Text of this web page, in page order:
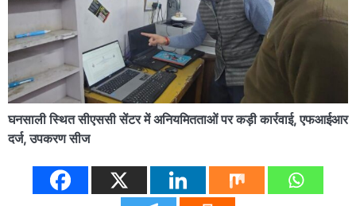
घनसाली स्थित सीएससी सेंटर में अनियमितताओं पर कड़ी कार्रवाई, एफआईआर
दर्ज, उपकरण सीज